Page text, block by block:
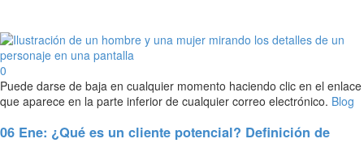
0
Puede darse de baja en cualquier momento haciendo clic en el enlace
que aparece en la parte inferior de cualquier correo electrónico. Blog
06 Ene: ¿Qué es un cliente potencial? Definición de